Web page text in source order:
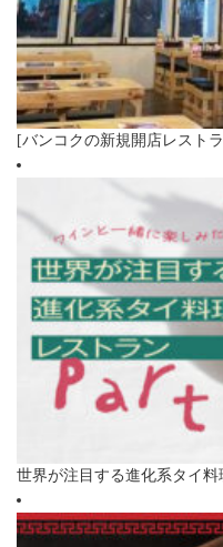
[バンコクの新規開店レスト
世界が注目する進化系タイ料